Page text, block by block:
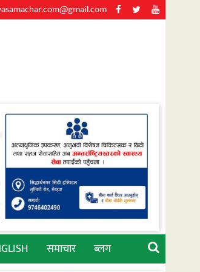
समाचार ब्लग